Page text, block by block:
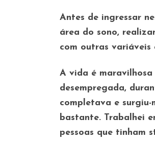
Antes de ingressar
área do sono,
com outras variáveis
A vida é maravilhosa
desempregada,
completava e
bastante. Trabalhei
pessoas que tinham